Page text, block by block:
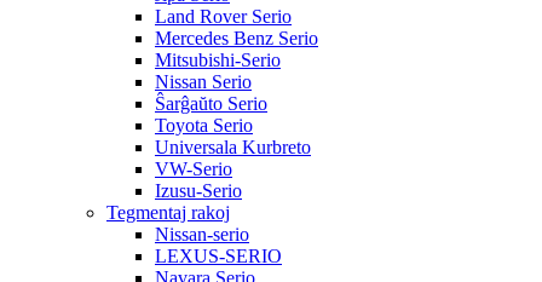
Land Rover Serio
Mercedes Benz Serio
Mitsubishi-Serio
Nissan Serio
Ŝarĝaŭto Serio
Toyota Serio
Universala Kurbreto
VW-Serio
Izusu-Serio
Tegmentaj rakoj
Nissan-serio
LEXUS-SERIO
Navara Serio